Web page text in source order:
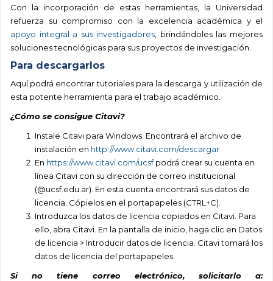
Con la incorporación de estas herramientas, la Universidad
refuerza su compromiso con la excelencia académica y el
apoyo integral a sus investigadores , brindándoles las mejores
soluciones tecnológicas para sus proyectos de investigación.
Para descargarlos
Aquí podrá encontrar tutoriales para la descarga y utilización de
esta potente herramienta para el trabajo académico.
¿Cómo se consigue Citavi?
Instale Citavi para Windows. Encontrará el archivo de
instalación en http://www.citavi.com/descargar
En https://www.citavi.com/ucsfpodrá crear su cuenta en
línea Citavi con su dirección de correo institucional
(@ucsf.edu.ar). En esta cuenta encontrará sus datos de
licencia. Cópielos en el portapapeles (CTRL+C).
Introduzca los datos de licencia copiados en Citavi. Para
ello, abra Citavi. En la pantalla de inicio, haga clic en Datos
de licencia > Introducir datos de licencia. Citavi tomará los
datos de licencia del portapapeles.
Si no tiene correo electrónico, solicitarlo a: